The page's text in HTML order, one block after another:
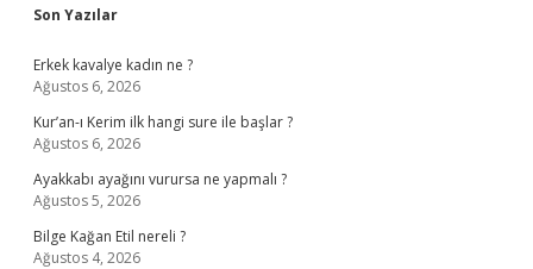
Sidebar
Son Yazılar
Erkek kavalye kadın ne ?
Ağustos 6, 2026
Kur’an-ı Kerim ilk hangi sure ile başlar ?
Ağustos 6, 2026
Ayakkabı ayağını vurursa ne yapmalı ?
Ağustos 5, 2026
Bilge Kağan Etil nereli ?
Ağustos 4, 2026